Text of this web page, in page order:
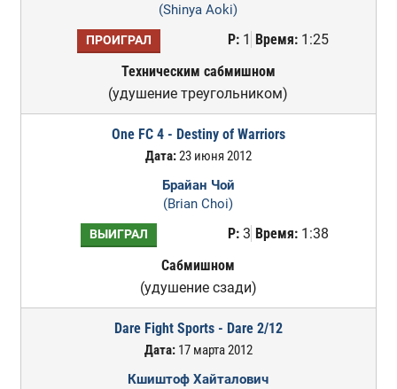
(Shinya Aoki)
ПРОИГРАЛ Р:1 Время:1:25
Техническим сабмишном
(удушение треугольником)
One FC 4 - Destiny of Warriors
Дата:23 июня 2012
Брайан Чой
(Brian Choi)
ВЫИГРАЛ Р:3 Время:1:38
Сабмишном
(удушение сзади)
Dare Fight Sports - Dare 2/12
Дата:17 марта 2012
Кшиштоф Хайталович